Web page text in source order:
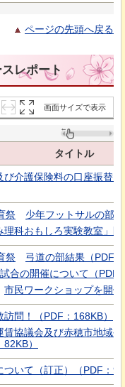
ページの先頭へ戻る
レポート
画面サイズで表示
タイトル
介護保険料の口座振替
祭
少年フットサルの部
科おもしろ実験教室」
祭 弓道の部結果 （PDF
合の開催について（PDF
市民ワークショップを開
問！（PDF：168KB）
協議会及び赤穂市地域
）
いて（訂正）（PDF：